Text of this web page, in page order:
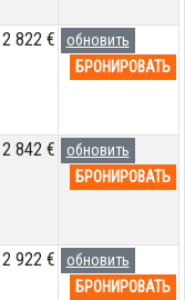
2 822 €
обновить
БРОНИРОВАТЬ
2 842 €
обновить
БРОНИРОВАТЬ
2 922 €
обновить
БРОНИРОВАТЬ